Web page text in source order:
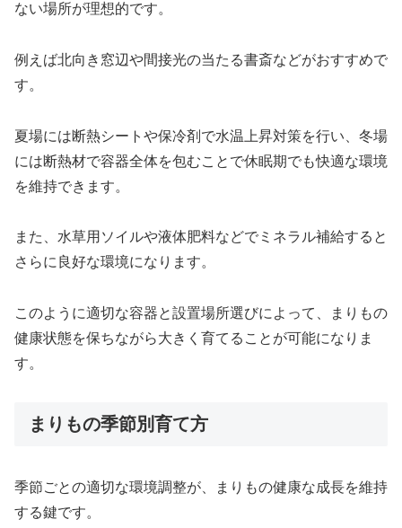
ない場所が理想的です。
例えば北向き窓辺や間接光の当たる書斎などがおすすめで
す。
夏場には断熱シートや保冷剤で水温上昇対策を行い、冬場
には断熱材で容器全体を包むことで休眠期でも快適な環境
を維持できます。
また、水草用ソイルや液体肥料などでミネラル補給すると
さらに良好な環境になります。
このように適切な容器と設置場所選びによって、まりもの
健康状態を保ちながら大きく育てることが可能になりま
す。
まりもの季節別育て方
季節ごとの適切な環境調整が、まりもの健康な成長を維持
する鍵です。